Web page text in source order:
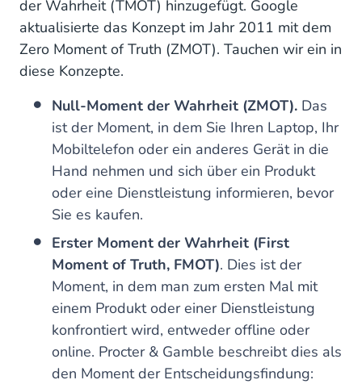
der Wahrheit (TMOT) hinzugefügt. Google
aktualisierte das Konzept im Jahr 2011 mit dem
Zero Moment of Truth (ZMOT). Tauchen wir ein in
diese Konzepte.
Null-Moment der Wahrheit (ZMOT). Das
ist der Moment, in dem Sie Ihren Laptop, Ihr
Mobiltelefon oder ein anderes Gerät in die
Hand nehmen und sich über ein Produkt
oder eine Dienstleistung informieren, bevor
Sie es kaufen.
Erster Moment der Wahrheit (First
Moment of Truth, FMOT). Dies ist der
Moment, in dem man zum ersten Mal mit
einem Produkt oder einer Dienstleistung
konfrontiert wird, entweder offline oder
online. Procter & Gamble beschreibt dies als
den Moment der Entscheidungsfindung: